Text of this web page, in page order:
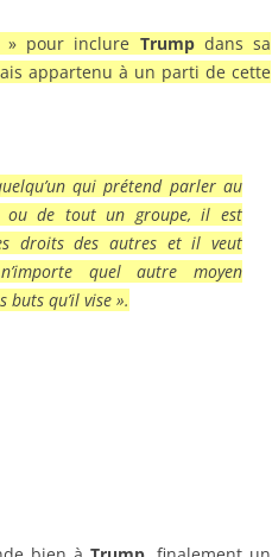
» pour inclure Trumpdans sa
appartenu à un parti de cette
qui prétend parler au
ou de tout un groupe, il est
droits des autres et il veut
quel autre moyen
buts qu’il vise ».